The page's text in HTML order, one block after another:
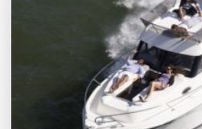
EMBARCAÇÕES PNEUMÁTICAS
EMBARCAÇÕES À VELA